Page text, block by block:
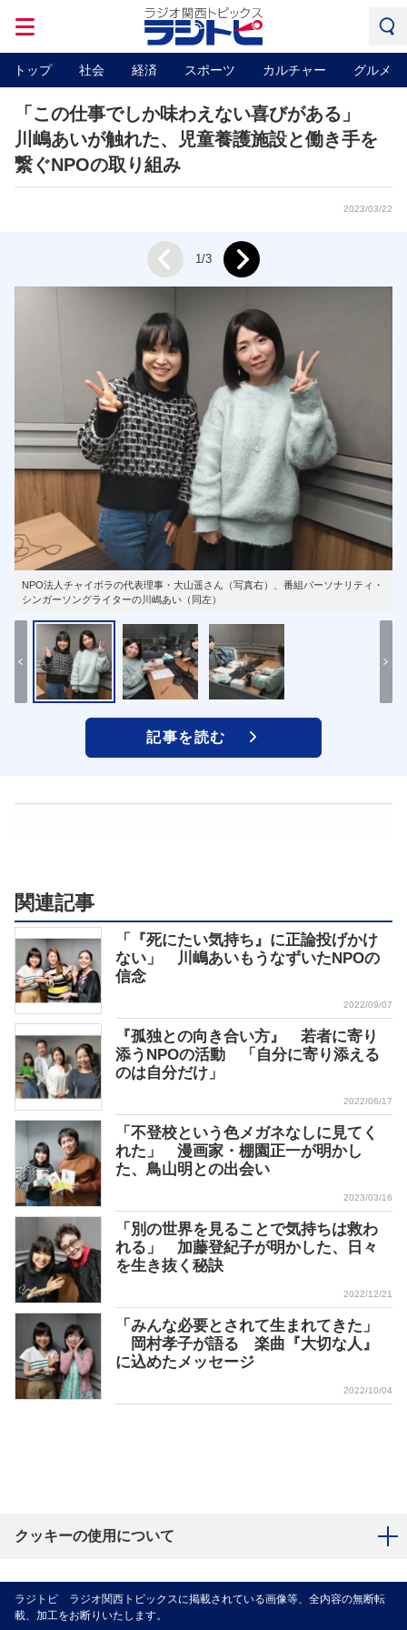
トップ 社会 経済 スポーツ カルチャー グルメ
「この仕事でしか味わえない喜びがある」
川嶋あいが触れた、児童養護施設と働き手を
繋ぐNPOの取り組み
2023/03/22
NPO法人チャイボラの代表理事・⼤⼭遥さん（写真右）、番組パーソナリティ・
シンガーソングライターの川嶋あい（同左）
Prev 1/3 Next
記事を読む
関連記事
「『死にたい気持ち』に正論投げかけ
ない」 川嶋あいもうなずいたNPOの
信念
2022/09/07
『孤独との向き合い方』 若者に寄り
添うNPOの活動 「自分に寄り添える
のは自分だけ」
2022/06/17
「不登校という色メガネなしに見てく
れた」 漫画家・棚園正一が明かし
た、鳥山明との出会い
2023/03/16
「別の世界を見ることで気持ちは救わ
れる」 加藤登紀子が明かした、日々
を生き抜く秘訣
2022/12/21
「みんな必要とされて生まれてきた」
岡村孝子が語る 楽曲『大切な人』
に込めたメッセージ
2022/10/04
クッキーの使用について
ラジトピ ラジオ関西トピックスに掲載されている画像等、全内容の無断転
載、加工をお断りいたします。